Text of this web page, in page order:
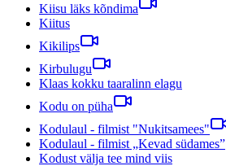
Kiisu läks kõndima
Kiitus
Kikilips
Kirbulugu
Klaas kokku taaralinn elagu
Kodu on püha
Kodulaul - filmist "Nukitsamees"
Kodulaul - filmist „Kevad südames”
Kodust välja tee mind viis